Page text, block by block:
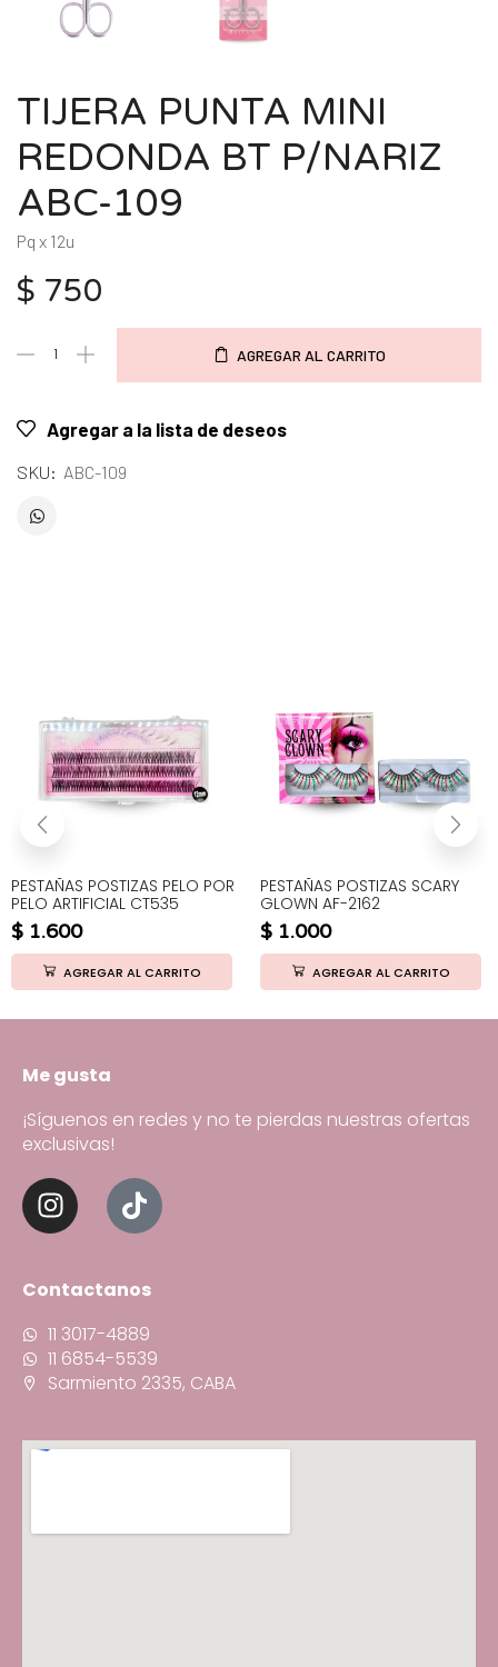
TIJERA PUNTA MINI
REDONDA BT P/NARIZ
ABC-109
Pq x 12u
$ 750
AGREGAR AL CARRITO
Agregar a la lista de deseos
SKU: ABC-109
PESTAÑAS POSTIZAS PELO POR
PELO ARTIFICIAL CT535
$ 1.600
AGREGAR AL CARRITO
PESTAÑAS POSTIZAS SCARY
GLOWN AF-2162
$ 1.000
AGREGAR AL CARRITO
Me gusta
¡Síguenos en redes y no te pierdas nuestras ofertas
exclusivas!
Contactanos
11 3017-4889
11 6854-5539
Sarmiento 2335, CABA